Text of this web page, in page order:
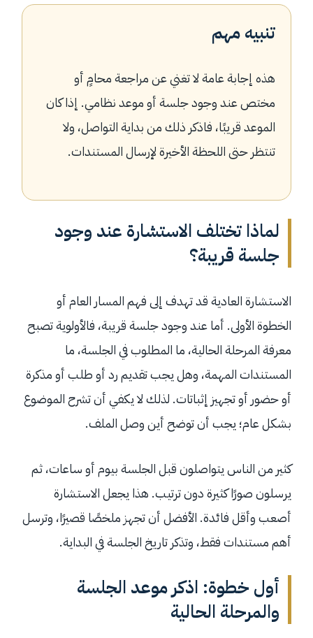
تنبيه مهم
هذه إجابة عامة لا تغني عن مراجعة محامٍ أو
مختص عند وجود جلسة أو موعد نظامي. إذا كان
الموعد قريبًا، فاذكر ذلك من بداية التواصل، ولا
تنتظر حتى اللحظة الأخيرة لإرسال المستندات.
لماذا تختلف الاستشارة عند وجود
جلسة قريبة؟
الاستشارة العادية قد تهدف إلى فهم المسار العام أو
الخطوة الأولى. أما عند وجود جلسة قريبة، فالأولوية تصبح
معرفة المرحلة الحالية، ما المطلوب في الجلسة، ما
المستندات المهمة، وهل يجب تقديم رد أو طلب أو مذكرة
أو حضور أو تجهيز إثباتات. لذلك لا يكفي أن تشرح الموضوع
بشكل عام؛ يجب أن توضح أين وصل الملف.
كثير من الناس يتواصلون قبل الجلسة بيوم أو ساعات، ثم
يرسلون صورًا كثيرة دون ترتيب. هذا يجعل الاستشارة
أصعب وأقل فائدة. الأفضل أن تجهز ملخصًا قصيرًا، وترسل
أهم مستندات فقط، وتذكر تاريخ الجلسة في البداية.
أول خطوة: اذكر موعد الجلسة
والمرحلة الحالية